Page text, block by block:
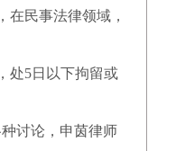
在民事法律领域，
处5日以下拘留或
讨论，申茵律师